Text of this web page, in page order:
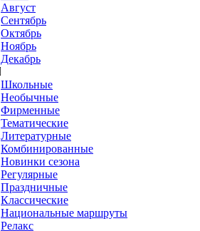
Август
Сентябрь
Октябрь
Ноябрь
Декабрь
Школьные
Необычные
Фирменные
Тематические
Литературные
Комбинированные
Новинки сезона
Регулярные
Праздничные
Классические
Национальные маршруты
Релакс